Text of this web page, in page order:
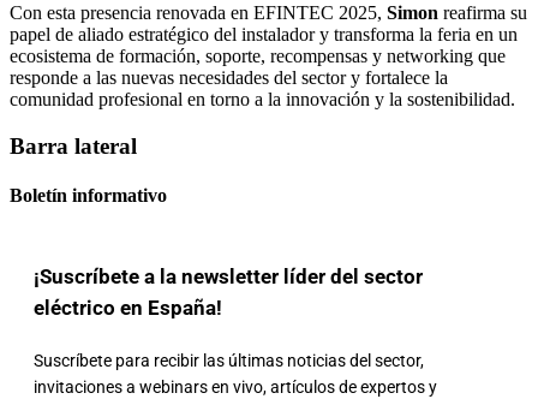
Con esta presencia renovada en EFINTEC 2025, Simon reafirma su
papel de aliado estratégico del instalador y transforma la feria en un
ecosistema de formación, soporte, recompensas y networking que
responde a las nuevas necesidades del sector y fortalece la
comunidad profesional en torno a la innovación y la sostenibilidad.
Barra lateral
Boletín informativo
¡Suscríbete a la newsletter líder del sector
eléctrico en España!
Suscríbete para recibir las últimas noticias del sector,
invitaciones a webinars en vivo, artículos de expertos y